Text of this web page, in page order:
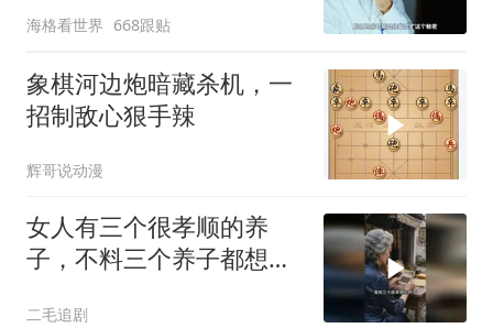
海格看世界 668跟贴
象棋河边炮暗藏杀机，一
招制敌心狠手辣
辉哥说动漫
女人有三个很孝顺的养
子，不料三个养子都想害
二毛追剧